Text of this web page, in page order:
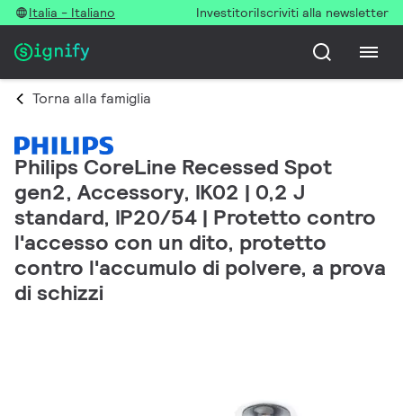
Italia - Italiano InvestitoriIscriviti alla newsletter
Torna alla famiglia
Philips CoreLine Recessed Spot
gen2, Accessory, IK02 | 0,2 J
standard, IP20/54 | Protetto contro
l'accesso con un dito, protetto
contro l'accumulo di polvere, a prova
di schizzi